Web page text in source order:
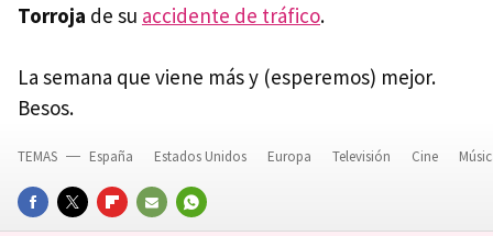
Torroja de su accidente de tráfico.
La semana que viene más y (esperemos) mejor.
Besos.
FACEBOOKTWITTERFLIPBOARD
E-
WHATSAPP
TEMAS España Estados Unidos Europa Televisión Cine